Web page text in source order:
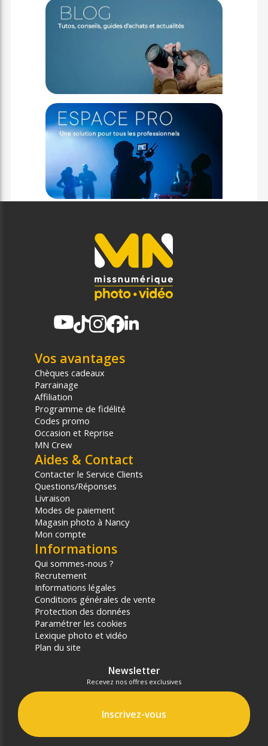
Vos avantages
Chèques cadeaux
Parrainage
Affiliation
Programme de fidélité
Codes promo
Occasion et Reprise
MN Crew
Aides & Contact
Contacter le Service Clients
Questions/Réponses
Livraison
Modes de paiement
Magasin photo à Nancy
Mon compte
Informations
Qui sommes-nous ?
Recrutement
Informations légales
Conditions générales de vente
Protection des données
Paramétrer les cookies
Lexique photo et vidéo
Plan du site
Newsletter
Recevez nos offres exclusives
Inscrivez-vous